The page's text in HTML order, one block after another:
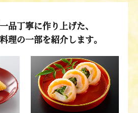
品丁寧に作り上げた、
理の一部を紹介します。